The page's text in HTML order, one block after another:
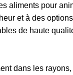
aliments pour
et à des
de haute
dans les